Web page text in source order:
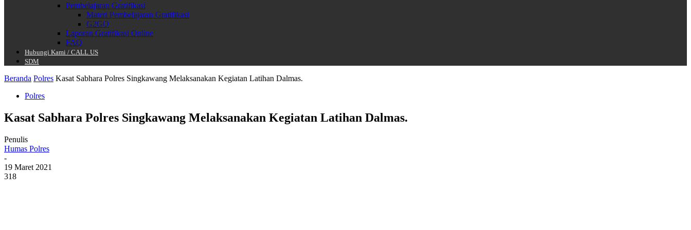
Pembelajaran Gratifikasi
Materi Pembelajaran Gratifikasi
G2GO
Laporan Gratifikasi Online
FAQ
Hubungi Kami / CALL US
SDM
Beranda Polres Kasat Sabhara Polres Singkawang Melaksanakan Kegiatan Latihan Dalmas.
Polres
Kasat Sabhara Polres Singkawang Melaksanakan Kegiatan Latihan Dalmas.
Penulis
Humas Polres
-
19 Maret 2021
318